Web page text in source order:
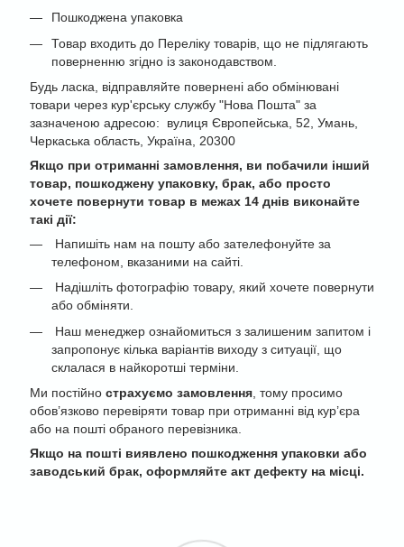
Пошкоджена упаковка
Товар входить до Переліку товарів, що не підлягають
поверненню згідно із законодавством.
Будь ласка, відправляйте повернені або обмінювані
товари через кур'єрську службу "Нова Пошта" за
зазначеною адресою: вулиця Європейська, 52, Умань,
Черкаська область, Україна, 20300
Якщо при отриманні замовлення, ви побачили інший
товар, пошкоджену упаковку, брак, або просто
хочете повернути товар в межах 14 днів виконайте
такі дії:
Напишіть нам на пошту або зателефонуйте за
телефоном, вказаними на сайті.
Надішліть фотографію товару, який хочете повернути
або обміняти.
Наш менеджер ознайомиться з залишеним запитом і
запропонує кілька варіантів виходу з ситуації, що
склалася в найкоротші терміни.
Ми постійно страхуємо замовлення , тому просимо
обов’язково перевіряти товар при отриманні від кур’єра
або на пошті обраного перевізника.
Якщо на пошті виявлено пошкодження упаковки або
заводський брак, оформляйте акт дефекту на місці.